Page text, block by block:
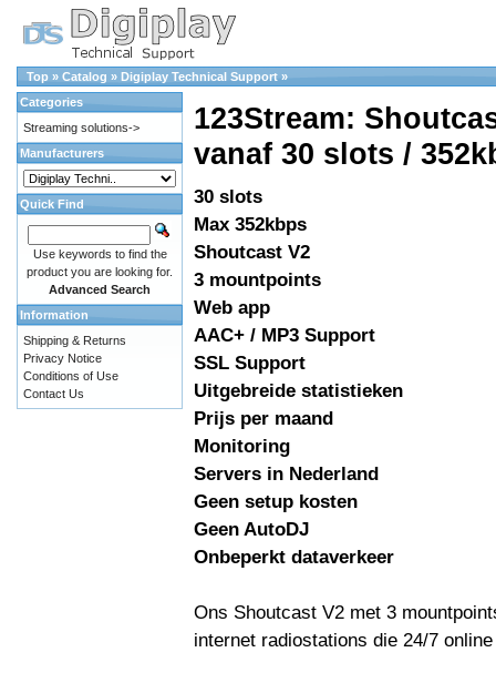
Top » Catalog » Digiplay Technical Support »
123Stream:
vanaf 30 slots /
30 slots
Max 352kbps
Shoutcast V2
3 mountpoints
Web app
AAC+ / MP3 Support
SSL Support
Uitgebreide statistieken
Prijs per maand
Monitoring
Servers in Nederland
Geen setup kosten
Geen AutoDJ
Onbeperkt dataverkeer
Ons Shoutcast V2 met 3
internet radiostations die 24/7
Categories
Streaming solutions->
Manufacturers
Quick Find
Use keywords to find the
product you are looking for.
Advanced Search
Information
Shipping & Returns
Privacy Notice
Conditions of Use
Contact Us